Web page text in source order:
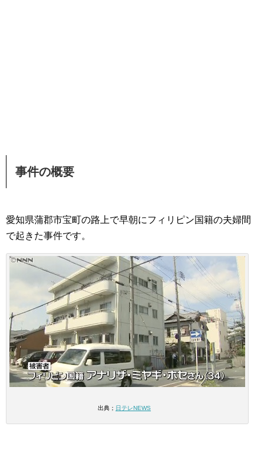
事件の概要
愛知県蒲郡市宝町の路上で早朝にフィリピン国籍の夫婦間
で起きた事件です。
出典； 日テレNEWS